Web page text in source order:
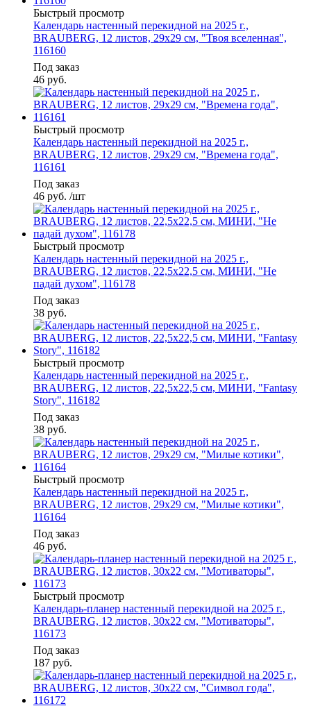
Быстрый просмотр
Календарь настенный перекидной на 2025 г.,
BRAUBERG, 12 листов, 29х29 см, "Твоя вселенная",
116160
Под заказ
46 руб.
Быстрый просмотр
Календарь настенный перекидной на 2025 г.,
BRAUBERG, 12 листов, 29х29 см, "Времена года",
116161
Под заказ
46 руб. /шт
Быстрый просмотр
Календарь настенный перекидной на 2025 г.,
BRAUBERG, 12 листов, 22,5х22,5 см, МИНИ, "Не
падай духом", 116178
Под заказ
38 руб.
Быстрый просмотр
Календарь настенный перекидной на 2025 г.,
BRAUBERG, 12 листов, 22,5х22,5 см, МИНИ, "Fantasy
Story", 116182
Под заказ
38 руб.
Быстрый просмотр
Календарь настенный перекидной на 2025 г.,
BRAUBERG, 12 листов, 29х29 см, "Милые котики",
116164
Под заказ
46 руб.
Быстрый просмотр
Календарь-планер настенный перекидной на 2025 г.,
BRAUBERG, 12 листов, 30х22 см, "Мотиваторы",
116173
Под заказ
187 руб.